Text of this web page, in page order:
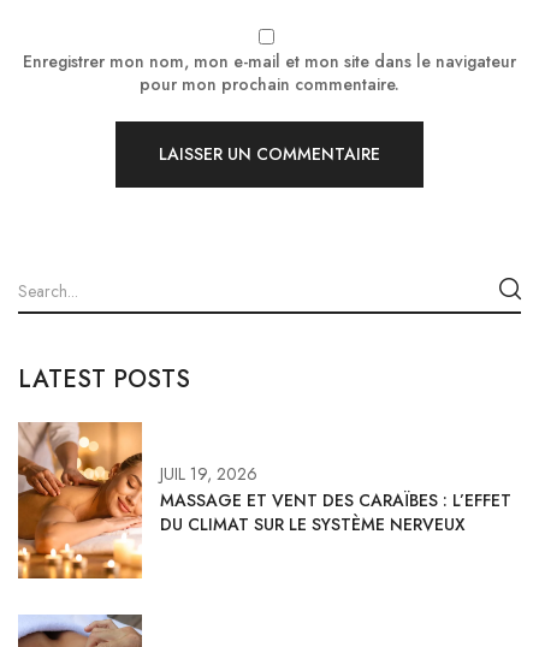
LATEST POSTS
JUIL 19, 2026
MASSAGE ET VENT DES CARAÏBES : L’EFFET
DU CLIMAT SUR LE SYSTÈME NERVEUX
Enregistrer mon nom, mon e-mail et mon site dans le navigateur
pour mon prochain commentaire.